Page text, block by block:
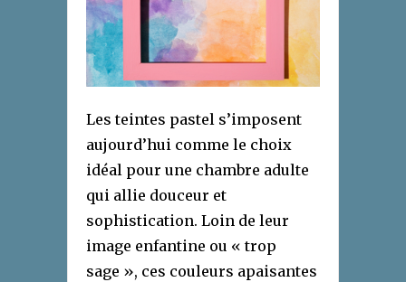
Les teintes pastel s’imposent
aujourd’hui comme le choix
idéal pour une chambre adulte
qui allie douceur et
sophistication. Loin de leur
image enfantine ou « trop
sage », ces couleurs apaisantes